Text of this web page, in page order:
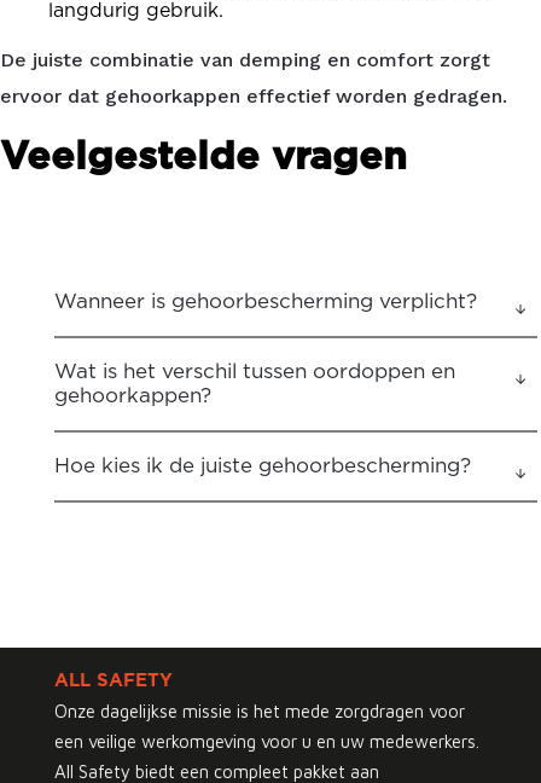
langdurig gebruik.
De juiste combinatie van demping en comfort zorgt
ervoor dat gehoorkappen effectief worden gedragen.
Veelgestelde vragen
Wanneer is gehoorbescherming verplicht?
Wat is het verschil tussen oordoppen en
gehoorkappen?
Hoe kies ik de juiste gehoorbescherming?
ALL SAFETY
Onze dagelijkse missie is het mede zorgdragen voor
een veilige werkomgeving voor u en uw medewerkers.
All Safety biedt een compleet pakket aan